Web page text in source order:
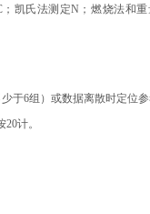
；凯氏法测定N；燃烧法和
于6组）或数据离散时定位
计。